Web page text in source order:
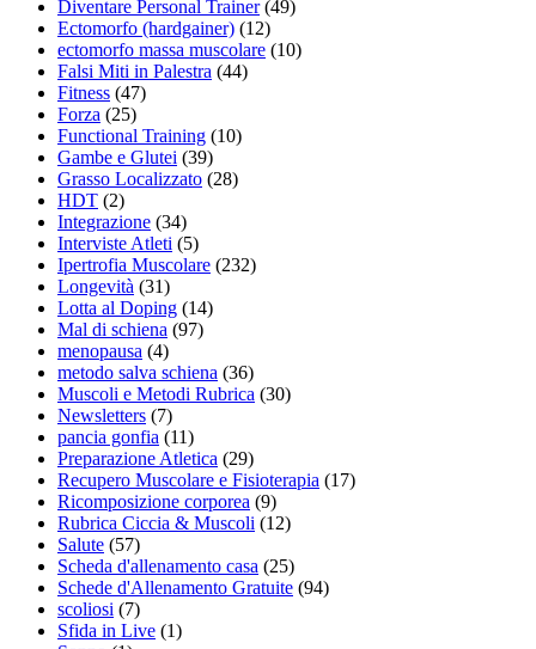
Diventare Personal Trainer(49)
Ectomorfo (hardgainer) (12)
ectomorfo massa muscolare (10)
Falsi Miti in Palestra (44)
Fitness (47)
Forza (25)
Functional Training (10)
Gambe e Glutei (39)
Grasso Localizzato (28)
HDT (2)
Integrazione (34)
Interviste Atleti (5)
Ipertrofia Muscolare (232)
Longevità (31)
Lotta al Doping (14)
Mal di schiena (97)
menopausa (4)
metodo salva schiena (36)
Muscoli e Metodi Rubrica (30)
Newsletters (7)
pancia gonfia (11)
Preparazione Atletica (29)
Recupero Muscolare e Fisioterapia (17)
Ricomposizione corporea (9)
Rubrica Ciccia & Muscoli (12)
Salute (57)
Scheda d'allenamento casa (25)
Schede d'Allenamento Gratuite (94)
scoliosi (7)
Sfida in Live (1)